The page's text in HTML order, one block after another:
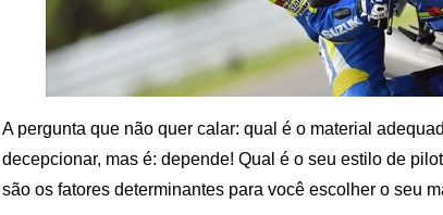
A pergunta que não quer calar: qual é o material
decepcionar, mas é: depende! Qual é o seu estilo de
são os fatores determinantes para você escolher o seu